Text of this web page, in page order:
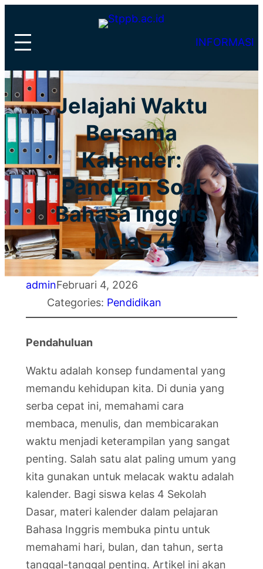
konten
INFORMASI
Jelajahi Waktu
Bersama
Kalender:
Panduan Soal
Bahasa Inggris
Kelas 4
adminFebruari 4, 2026
Categories: Pendidikan
Pendahuluan
Waktu adalah konsep fundamental yang
memandu kehidupan kita. Di dunia yang
serba cepat ini, memahami cara
membaca, menulis, dan membicarakan
waktu menjadi keterampilan yang sangat
penting. Salah satu alat paling umum yang
kita gunakan untuk melacak waktu adalah
kalender. Bagi siswa kelas 4 Sekolah
Dasar, materi kalender dalam pelajaran
Bahasa Inggris membuka pintu untuk
memahami hari, bulan, dan tahun, serta
tanggal-tanggal penting. Artikel ini akan